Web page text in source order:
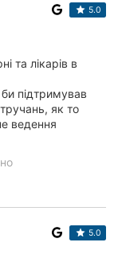
5.0
та лікарів в
підтримував
як то
ведення
5.0